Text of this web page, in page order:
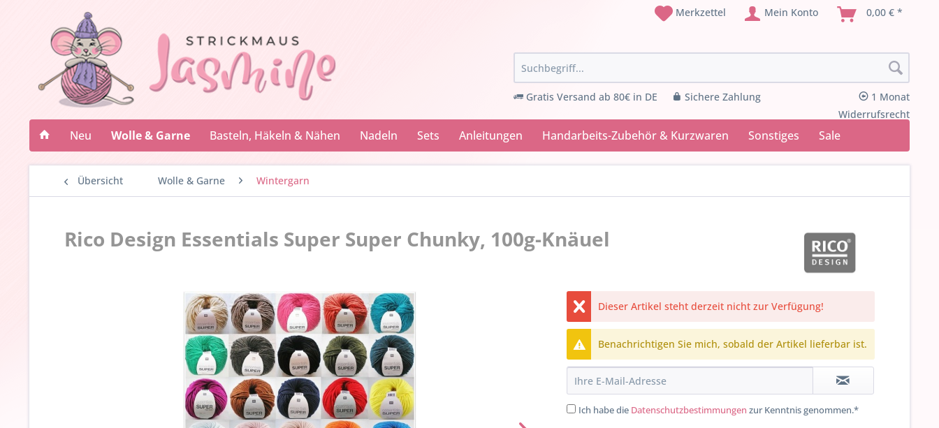
Merkzettel Mein Konto 0,00 € *
Gratis Versand ab 80€ in DE Sichere Zahlung
1 Monat
Widerrufsrecht
Neu Wolle & Garne Basteln, Häkeln & Nähen Nadeln Sets Anleitungen Handarbeits-Zubehör & Kurzwaren Sonstiges Sale
Übersicht Wolle & Garne Wintergarn
Rico Design Essentials Super Super Chunky, 100g-Knäuel
Dieser Artikel steht derzeit nicht zur Verfügung!
Benachrichtigen Sie mich, sobald der Artikel lieferbar ist.
Ich habe die Datenschutzbestimmungen zur Kenntnis genommen.*